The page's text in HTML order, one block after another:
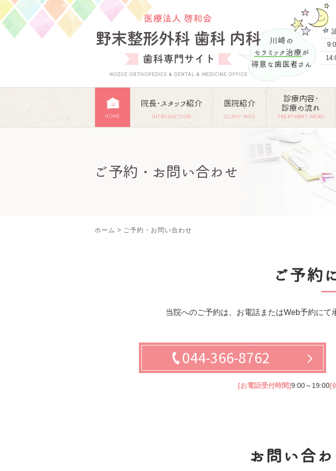
川崎の
セラミック治療 が
得意な歯医者さん
HOME
院長･スタッフ紹介
INTRODUCTION
医院紹介
CLINIC INFO
診療内容･
診療の流れ
TREATMENT MENU
ご予約・お問い合わせ
ホーム > ご予約・お問い合わせ
ご予約
当院へのご予約は、お電話またはWeb予約にて
044-366-8762
[お電話受付時間]9:00～19:00[
お問い合わ